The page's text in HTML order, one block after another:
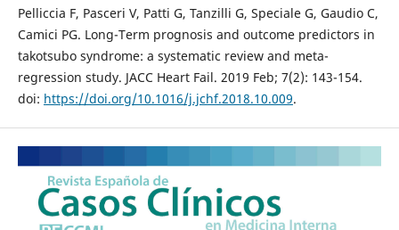
Pelliccia F, Pasceri V, Patti G, Tanzilli G, Speciale G, Gaudio C,
Camici PG. Long-Term prognosis and outcome predictors in
takotsubo syndrome: a systematic review and meta-
regression study. JACC Heart Fail. 2019 Feb; 7(2): 143-154.
doi: https://doi.org/10.1016/j.jchf.2018.10.009.